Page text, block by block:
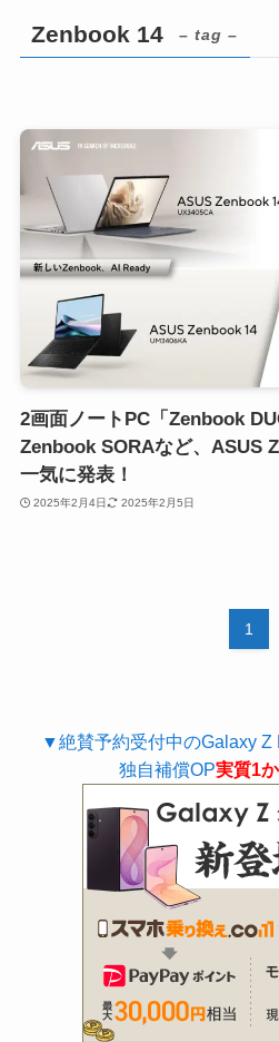
Zenbook 14 – tag –
2画面ノートPC「Zenbook
Zenbook SORAなど、ASUS
一気に発表！
2025年2月4日 2025年2月5日
1
▼絶賛予約受付中のGalaxy Z
独自補償OP実質1か